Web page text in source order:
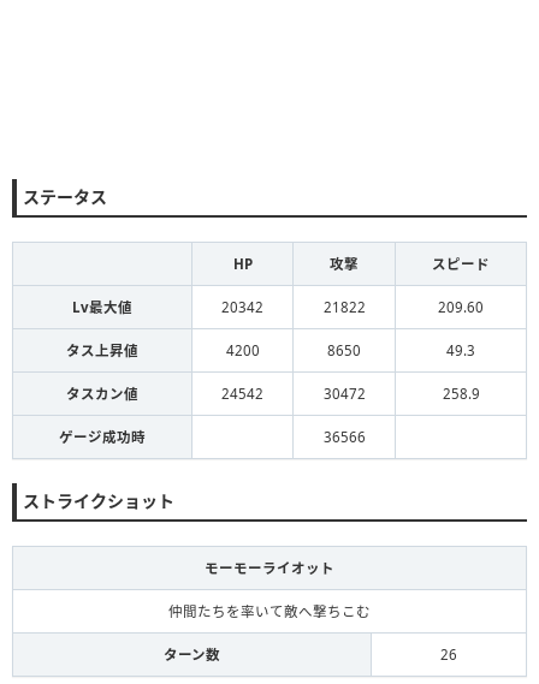
ステータス
HP 攻撃 スピード
Lv最大値 20342 21822 209.60
タス上昇値 4200 8650 49.3
タスカン値 24542 30472 258.9
ゲージ成功時 36566
ストライクショット
モーモーライオット
仲間たちを率いて敵へ撃ちこむ
ターン数 26